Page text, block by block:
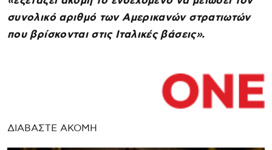
συνολικό αριθμό των Αμερικανών στρατιωτών
που βρίσκονται στις Ιταλικές βάσεις».
ΔΙΑΒΑΣΤΕ ΑΚΟΜΗ